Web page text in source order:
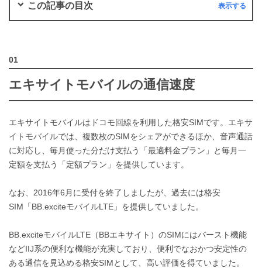
この記事の目次
エキサイトモバイルの通信速度
エキサイトモバイルはドコモ回線を利用した格安SIMです。エキサ
イトモバイルでは、複数枚のSIMをシェアができるほか、音声通話
に対応し、毎月使った分だけ支払う「最適料金プラン」と毎月一
定額を支払う「定額プラン」を提供しています。
なお、2016年6月に受付を終了しましたが、過去には格安
SIM「BB.exciteモバイルLTE」を提供していました。
BB.exciteモバイルLTE（BBエキサイト）のSIMにはバースト機能
などIIJ系の便利な機能が充実しており、便利でなおかつ安定性の
ある通信を見込める格安SIMとして、高い評価を得ていました。